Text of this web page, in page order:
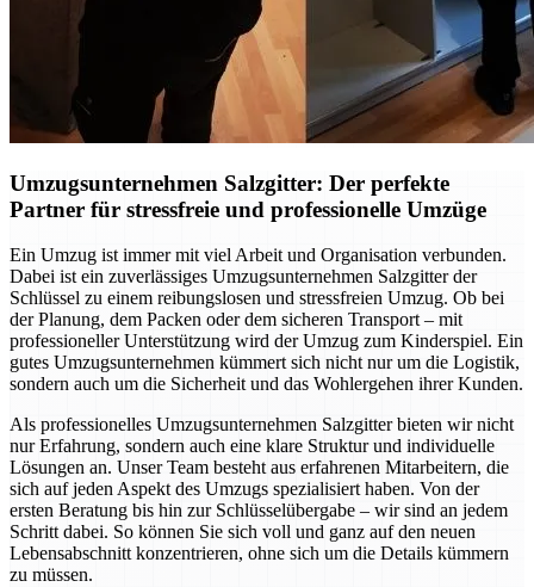
Umzugsunternehmen Salzgitter: Der perfekte
Partner für stressfreie und professionelle Umzüge
Ein Umzug ist immer mit viel Arbeit und Organisation verbunden.
Dabei ist ein zuverlässiges Umzugsunternehmen Salzgitter der
Schlüssel zu einem reibungslosen und stressfreien Umzug. Ob bei
der Planung, dem Packen oder dem sicheren Transport – mit
professioneller Unterstützung wird der Umzug zum Kinderspiel. Ein
gutes Umzugsunternehmen kümmert sich nicht nur um die Logistik,
sondern auch um die Sicherheit und das Wohlergehen ihrer Kunden.
Als professionelles Umzugsunternehmen Salzgitter bieten wir nicht
nur Erfahrung, sondern auch eine klare Struktur und individuelle
Lösungen an. Unser Team besteht aus erfahrenen Mitarbeitern, die
sich auf jeden Aspekt des Umzugs spezialisiert haben. Von der
ersten Beratung bis hin zur Schlüsselübergabe – wir sind an jedem
Schritt dabei. So können Sie sich voll und ganz auf den neuen
Lebensabschnitt konzentrieren, ohne sich um die Details kümmern
zu müssen.